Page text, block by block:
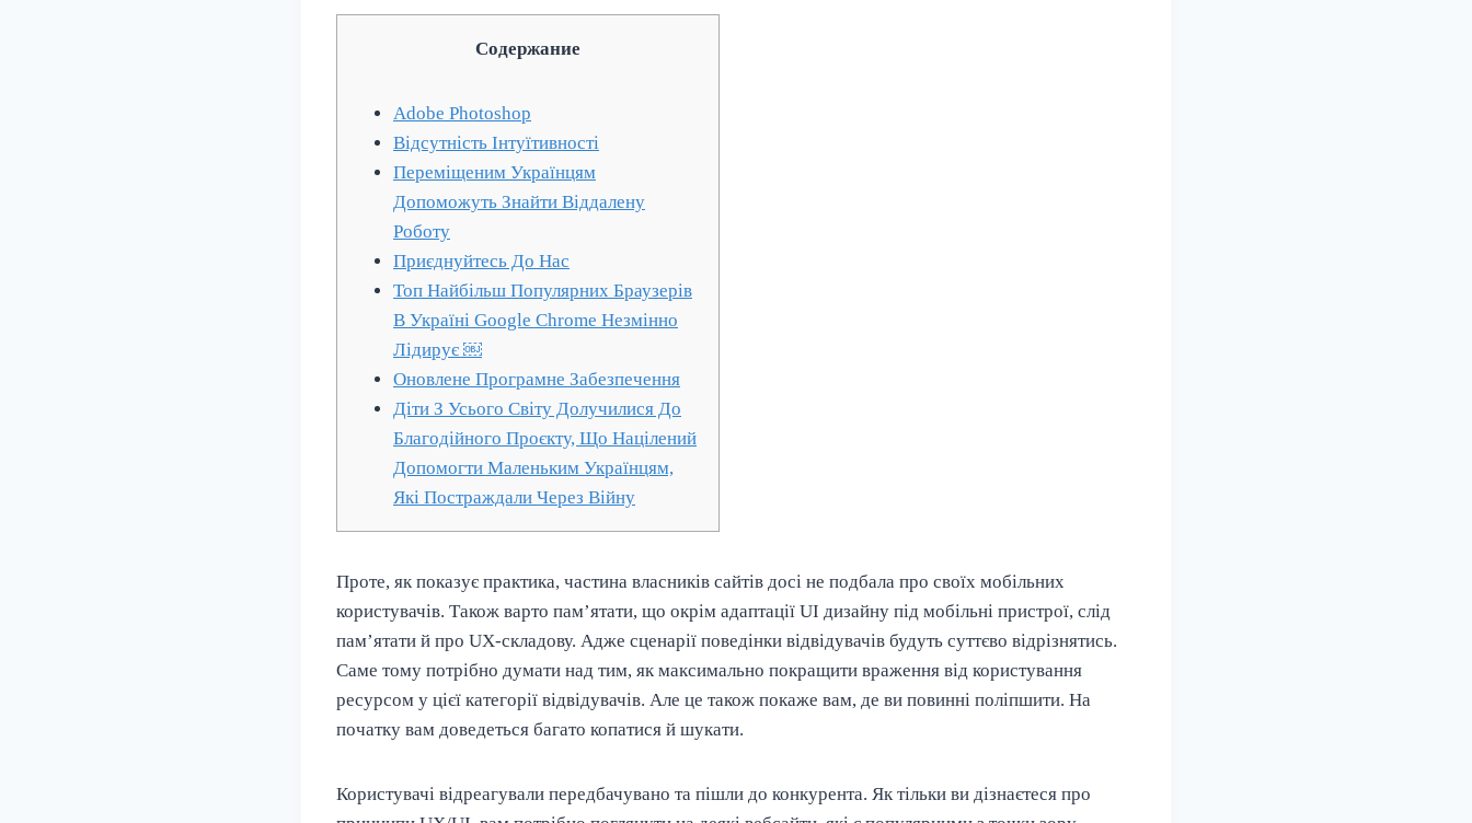
Содержание
Adobe Photoshop
Відсутність Інтуїтивності
Переміщеним Українцям
Допоможуть Знайти Віддалену
Роботу
Приєднуйтесь До Нас
Топ Найбільш Популярних Браузерів
В Україні Google Chrome Незмінно
Лідирує ￼
Оновлене Програмне Забезпечення
Діти З Усього Світу Долучилися До
Благодійного Проєкту, Що Націлений
Допомогти Маленьким Українцям,
Які Постраждали Через Війну
Проте, як показує практика, частина власників сайтів досі не подбала про своїх мобільних
користувачів. Також варто пам’ятати, що окрім адаптації UI дизайну під мобільні пристрої, слід
пам’ятати й про UX-складову. Адже сценарії поведінки відвідувачів будуть суттєво відрізнятись.
Саме тому потрібно думати над тим, як максимально покращити враження від користування
ресурсом у цієї категорії відвідувачів. Але це також покаже вам, де ви повинні поліпшити. На
початку вам доведеться багато копатися й шукати.
Користувачі відреагували передбачувано та пішли до конкурента. Як тільки ви дізнаєтеся про